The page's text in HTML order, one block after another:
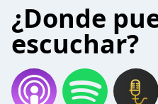
¿Donde
escuchar?